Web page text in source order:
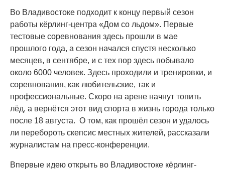
Во Владивостоке подходит к концу первый сезон
работы кёрлинг-центра «Дом со льдом». Первые
тестовые соревнования здесь прошли в мае
прошлого года, а сезон начался спустя несколько
месяцев, в сентябре, и с тех пор здесь побывало
около 6000 человек. Здесь проходили и тренировки, и
соревнования, как любительские, так и
профессиональные. Скоро на арене начнут топить
лёд, а вернётся этот вид спорта в жизнь города только
после 18 августа. О том, как прошёл сезон и удалось
ли перебороть скепсис местных жителей, рассказали
журналистам на пресс-конференции.
Впервые идею открыть во Владивостоке кёрлинг-